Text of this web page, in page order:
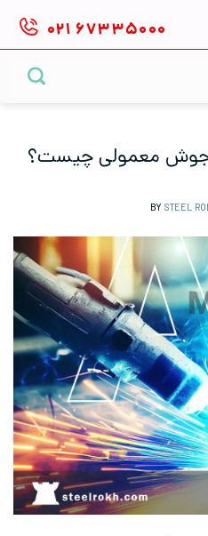
۰۲۱ ۶۷۳۳۵۰۰۰
جوش معمولی چیست؟
STEEL